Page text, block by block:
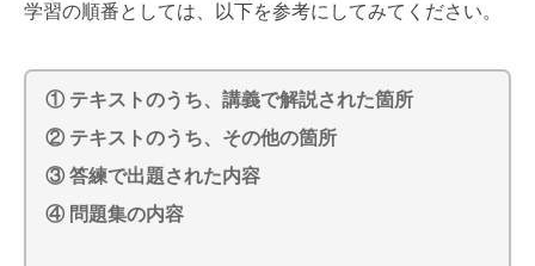
学習の順番としては、以下を参考にしてみてください。
① テキストのうち、講義で解説された箇所
② テキストのうち、その他の箇所
③ 答練で出題された内容
④ 問題集の内容